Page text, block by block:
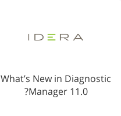
What’s New in Diagnostic
Manager 11.0?